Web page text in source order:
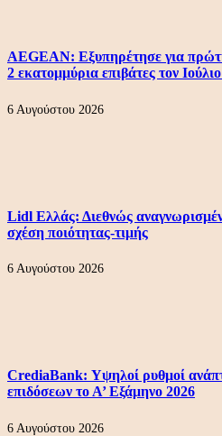
AEGEAN: Εξυπηρέτησε για
2 εκατομμύρια επιβάτες τον
6 Αυγούστου 2026
Lidl Ελλάς: Διεθνώς
σχέση ποιότητας-τιμής
6 Αυγούστου 2026
CrediaBank: Υψηλοί ρυθμοί
επιδόσεων το Α’ Εξάμηνο 2026
6 Αυγούστου 2026